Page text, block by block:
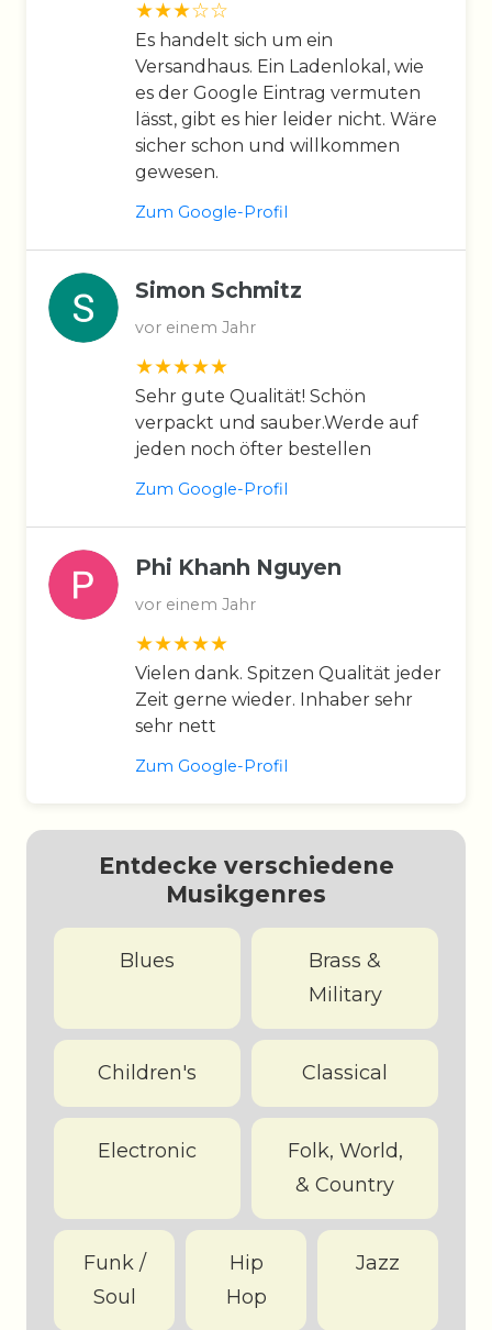
Es handelt sich um ein
Versandhaus. Ein Ladenlokal, wie
es der Google Eintrag vermuten
lässt, gibt es hier leider nicht. Wäre
sicher schon und willkommen
gewesen.
Zum Google-Profil
Simon Schmitz
vor einem Jahr
Sehr gute Qualität! Schön
verpackt und sauber.Werde auf
jeden noch öfter bestellen
Zum Google-Profil
Phi Khanh Nguyen
vor einem Jahr
Vielen dank. Spitzen Qualität jeder
Zeit gerne wieder. Inhaber sehr
sehr nett
Zum Google-Profil
Entdecke verschiedene
Musikgenres
Blues
Brass &
Military
Children's Classical
Electronic
Folk, World,
& Country
Funk /
Soul
Hip
Hop
Jazz